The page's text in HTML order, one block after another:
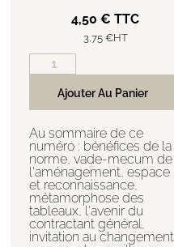
4,50€ TTC
3,75 €HT
Ajouter Au Panier
Au sommaire de ce
numéro : bénéfices de la
norme, vade-mecum de
l'aménagement, espace
et reconnaissance,
métamorphose des
tableaux, l'avenir du
contractant général,
invitation au changement,